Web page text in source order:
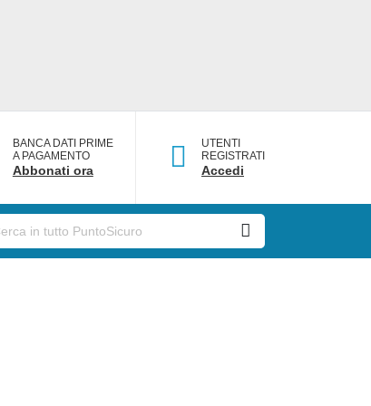
BANCA DATI PRIME
A PAGAMENTO
Abbonati ora
UTENTI
REGISTRATI
Accedi